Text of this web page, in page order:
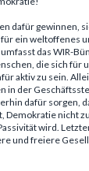
dafür gewinnen,
ein weltoffenes
das WIR-
die sich für
aktiv zu sein.
in der
dafür sorgen,
Demokratie nicht
wird.
und freiere